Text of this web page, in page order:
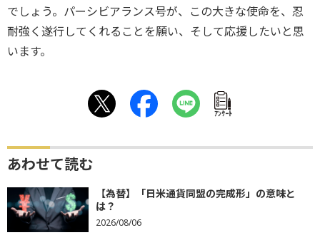
でしょう。パーシビアランス号が、この大きな使命を、忍
耐強く遂行してくれることを願い、そして応援したいと思
います。
ｱﾝｹｰﾄ
あわせて読む
【為替】「日米通貨同盟の完成形」の意味と
は？
2026/08/06